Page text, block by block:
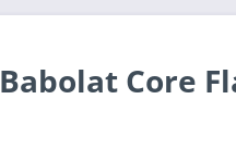
Babolat Core